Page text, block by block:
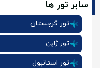
سایر تور ها
تور گرجستان
تور ژاپن
تور استانبول